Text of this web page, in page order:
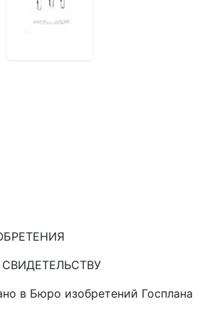
в Бюро изобретений Госплана